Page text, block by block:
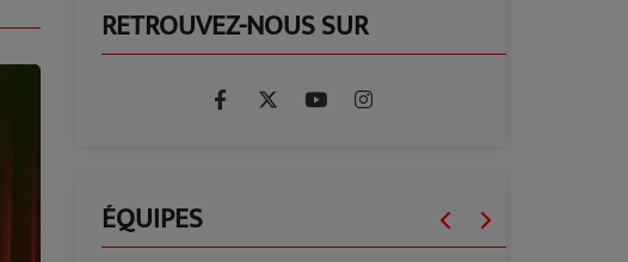
RETROUVEZ-NOUS SUR
ÉQUIPES